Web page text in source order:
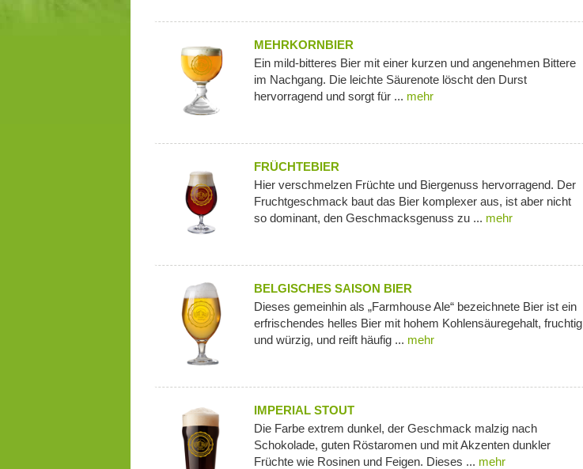
MEHRKORNBIER
Ein mild-bitteres Bier mit einer kurzen und angenehmen Bittere
im Nachgang. Die leichte Säurenote löscht den Durst
hervorragend und sorgt für ... mehr
FRÜCHTEBIER
Hier verschmelzen Früchte und Biergenuss hervorragend. Der
Fruchtgeschmack baut das Bier komplexer aus, ist aber nicht
so dominant, den Geschmacksgenuss zu ... mehr
BELGISCHES SAISON BIER
Dieses gemeinhin als „Farmhouse Ale“ bezeichnete Bier ist ein
erfrischendes helles Bier mit hohem Kohlensäuregehalt, fruchtig
und würzig, und reift häufig ... mehr
IMPERIAL STOUT
Die Farbe extrem dunkel, der Geschmack malzig nach
Schokolade, guten Röstaromen und mit Akzenten dunkler
Früchte wie Rosinen und Feigen. Dieses ... mehr